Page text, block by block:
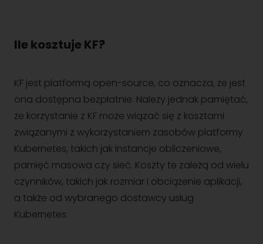
Ile kosztuje KF?
KF jest platformą open-source, co oznacza, że ​​jest
ona dostępna bezpłatnie. Należy jednak pamiętać,
że korzystanie z KF może wiązać się z kosztami
związanymi z wykorzystaniem zasobów platformy
Kubernetes, takich jak instancje obliczeniowe,
pamięć masowa czy sieć. Koszty te zależą od wielu
czynników, takich jak rozmiar i obciążenie aplikacji,
a także od wybranego dostawcy usług
Kubernetes.